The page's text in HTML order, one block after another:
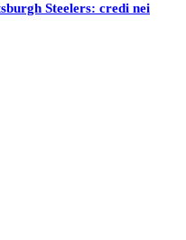
Steelers: credi nei